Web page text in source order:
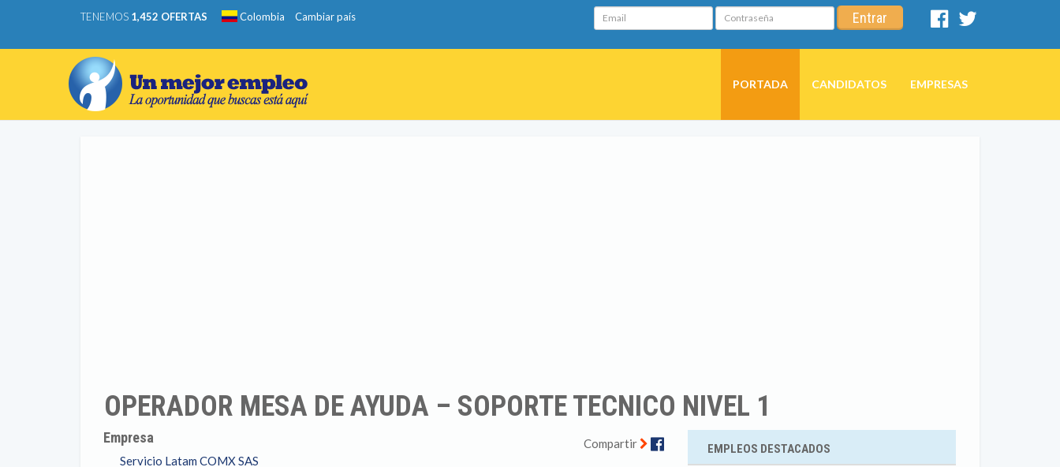
TENEMOS 1,452 OFERTAS Colombia Cambiar país Email Contraseña Entrar
Facebook
PORTADA CANDIDATOS EMPRESAS
OPERADOR MESA DE AYUDA – SOPORTE TECNICO NIVEL 1
Compartir Facebook
Empresa
Servicio Latam COMX SAS
EMPLEOS DESTACADOS